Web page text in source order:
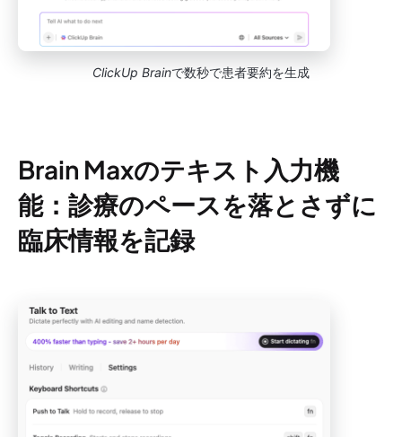
ClickUp Brainで数秒で患者要約を生成
Brain Maxのテキスト入力機
能：診療のペースを落とさずに
臨床情報を記録